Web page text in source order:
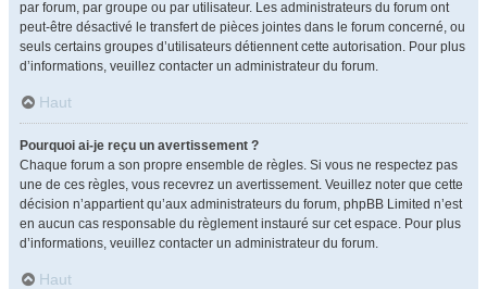
par forum, par groupe ou par utilisateur. Les administrateurs du forum ont
peut-être désactivé le transfert de pièces jointes dans le forum concerné, ou
seuls certains groupes d’utilisateurs détiennent cette autorisation. Pour plus
d’informations, veuillez contacter un administrateur du forum.
Haut
Pourquoi ai-je reçu un avertissement ?
Chaque forum a son propre ensemble de règles. Si vous ne respectez pas
une de ces règles, vous recevrez un avertissement. Veuillez noter que cette
décision n’appartient qu’aux administrateurs du forum, phpBB Limited n’est
en aucun cas responsable du règlement instauré sur cet espace. Pour plus
d’informations, veuillez contacter un administrateur du forum.
Haut